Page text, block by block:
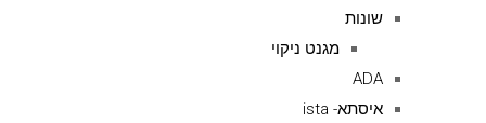
שונות
מגנט ניקוי
ADA
איסתא- ista